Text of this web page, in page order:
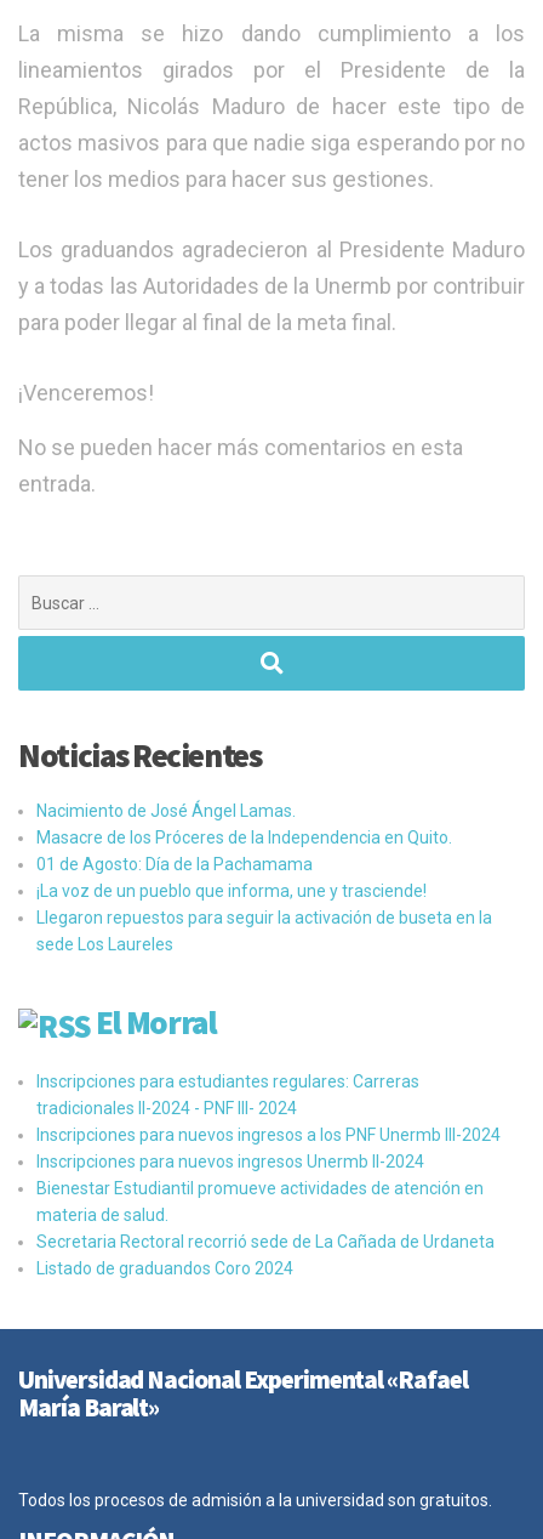
La misma se hizo dando cumplimiento a los
lineamientos girados por el Presidente de la
República, Nicolás Maduro de hacer este tipo de
actos masivos para que nadie siga esperando por no
tener los medios para hacer sus gestiones.
Los graduandos agradecieron al Presidente Maduro
y a todas las Autoridades de la Unermb por contribuir
para poder llegar al final de la meta final.
¡Venceremos!
No se pueden hacer más comentarios en esta
entrada.
Noticias Recientes
Nacimiento de José Ángel Lamas.
Masacre de los Próceres de la Independencia en Quito.
01 de Agosto: Día de la Pachamama
¡La voz de un pueblo que informa, une y trasciende!
Llegaron repuestos para seguir la activación de buseta en la
sede Los Laureles
El Morral
Inscripciones para estudiantes regulares: Carreras
tradicionales II-2024 - PNF III- 2024
Inscripciones para nuevos ingresos a los PNF Unermb III-2024
Inscripciones para nuevos ingresos Unermb II-2024
Bienestar Estudiantil promueve actividades de atención en
materia de salud.
Secretaria Rectoral recorrió sede de La Cañada de Urdaneta
Listado de graduandos Coro 2024
Universidad Nacional Experimental «Rafael
María Baralt»
Todos los procesos de admisión a la universidad son gratuitos.